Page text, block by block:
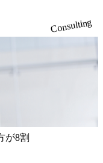
の要望や提案を柔
ため、ご自身の提
高い貢献度を実感で
用室あり) ・就業規
止 ・禁煙サポート
ずれかのご経験をお
経験3年以上 ・要
・PMO経験2年以上
のいずれかの上流
メント経験 ・お客
対して主体的に業
ル/スクラムへの興
50分程度を想定 オ
基礎を支援)を魅力
方も多数 アビーム
とイメージされる
や新規事業立案な
案件も多く存在 特に
Big4に先んじて注力
多様化する生活ス
やすい職場環境を
を導入している 多
み、また、フレッ
ルリモート制度な
整備されている 202
どの非営利団体に
。 2026年8月29日
か月程度のプログラ
13:30 2026年8月12
、「Tokyo Be Bold Pr
ム)」を実施いたし
ョンを提供し、複
のダイバーシティ
と高い志を持つ女
プログラムを開催
「ケース面接の経
お声をたくさんい
Consulting
が8割